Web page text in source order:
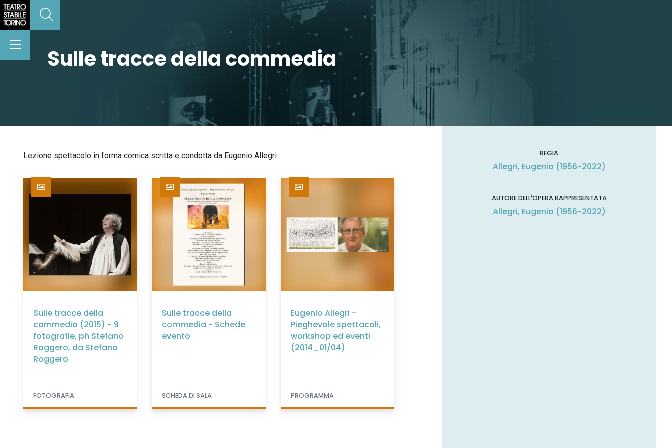
Sulle tracce della commedia
Lezione spettacolo in forma comica scritta e condotta da Eugenio Allegri
Sulle tracce della
commedia (2015) - 9
fotografie, ph Stefano
Roggero, da Stefano
Roggero
FOTOGRAFIA
Sulle tracce della
commedia - Schede
evento
SCHEDA DI SALA
Eugenio Allegri -
Pieghevole spettacoli,
workshop ed eventi
(2014_01/04)
PROGRAMMA
REGIA
Allegri, Eugenio (1956-2022)
AUTORE DELL'OPERA RAPPRESENTATA
Allegri, Eugenio (1956-2022)